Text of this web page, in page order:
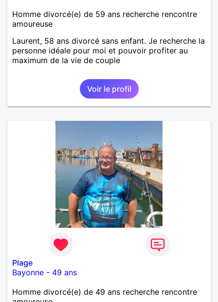
Homme divorcé(e) de 59 ans recherche rencontre
amoureuse
Laurent, 58 ans divorcé sans enfant. Je recherche la
personne idéale pour moi et pouvoir profiter au
maximum de la vie de couple
Voir le profil
Plage
Bayonne - 49 ans
Homme divorcé(e) de 49 ans recherche rencontre